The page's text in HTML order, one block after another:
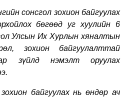
сонсгол зохион байгуулах
бөгөөд уг хуулийн 6
Улсын Их Хурлын хяналтын
зохион байгуулалттай
зүйлд нэмэлт оруулах
байгуулах нь өндөр ач